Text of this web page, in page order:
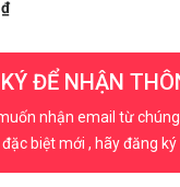
ĐỂ NHẬN
nhận email từ
biệt mới , hãy đăng